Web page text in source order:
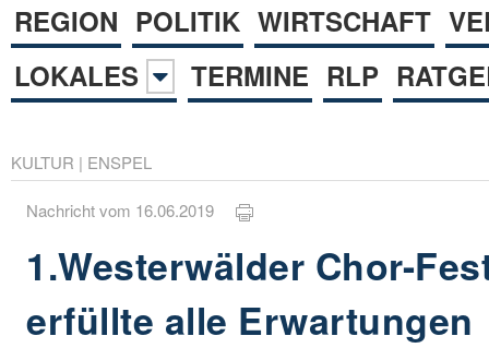
REGION POLITIK WIRTSCHAFT
LOKALES
TERMINE RLP
KULTUR | ENSPEL
Nachricht vom 16.06.2019
1.Westerwälder Chor-
erfüllte alle Erwartungen